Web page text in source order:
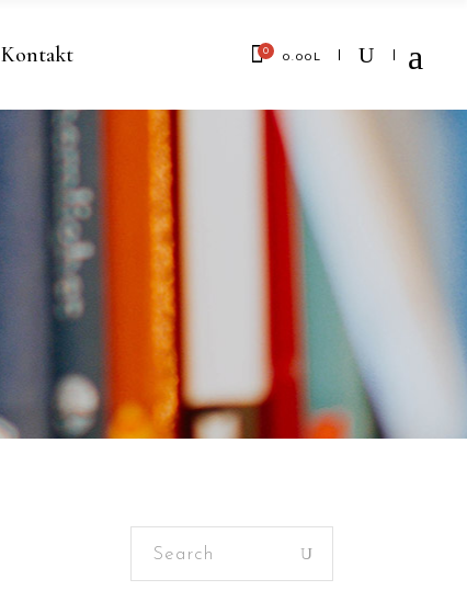
Kontakt 0 0.00 L
No products in the cart.
Search